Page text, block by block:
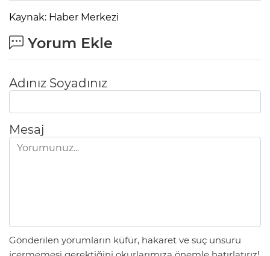
Kaynak: Haber Merkezi
Yorum Ekle
Adınız Soyadınız
Mesaj
Gönderilen yorumların küfür, hakaret ve suç unsuru